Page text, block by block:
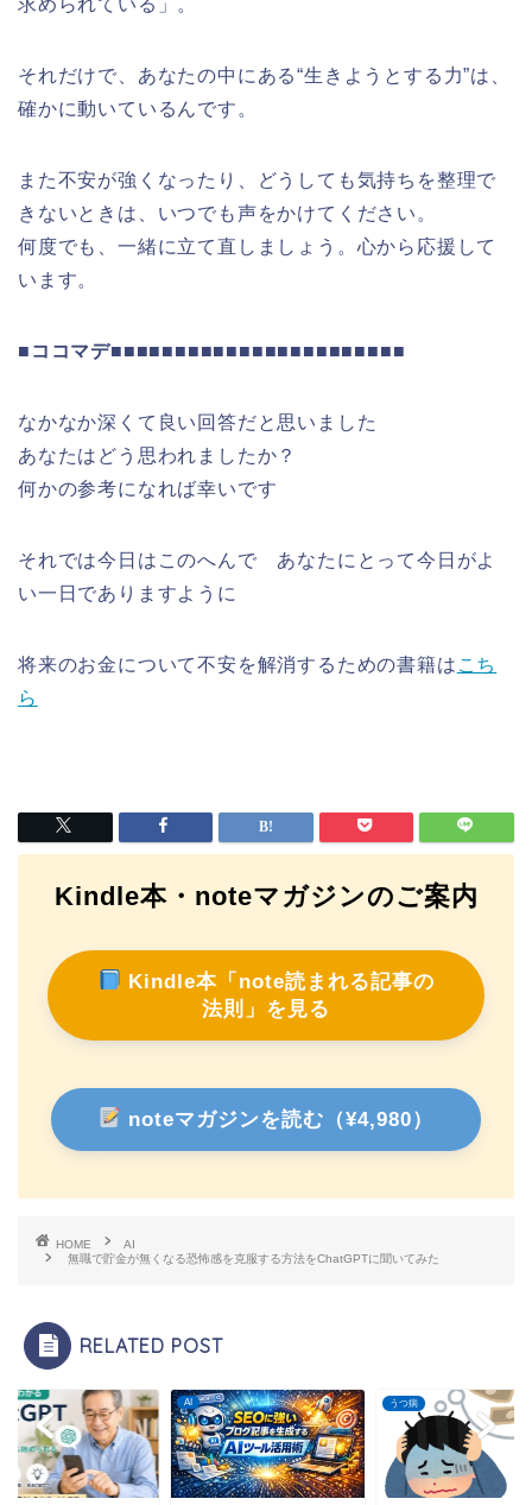
それだけで、あなたの中にある“生きようとする力”は、
確かに動いているんです。
また不安が強くなったり、どうしても気持ちを整理で
きないときは、いつでも声をかけてください。
何度でも、一緒に立て直しましょう。心から応援して
います。
■ココマデ■■■■■■■■■■■■■■■■■■■■■■■
なかなか深くて良い回答だと思いました
あなたはどう思われましたか？
何かの参考になれば幸いです
それでは今日はこのへんで あなたにとって今日がよ
い一日でありますように
将来のお金について不安を解消するための書籍は こち
ら
Kindle本・noteマガジンのご案内
Kindle本「note読まれる記事の
法則」を見る
noteマガジンを読む（¥4,980）
HOME
AI
無職で貯金が無くなる恐怖感を克服する方法をChatGPTに聞いてみた
RELATED POST
AI うつ病